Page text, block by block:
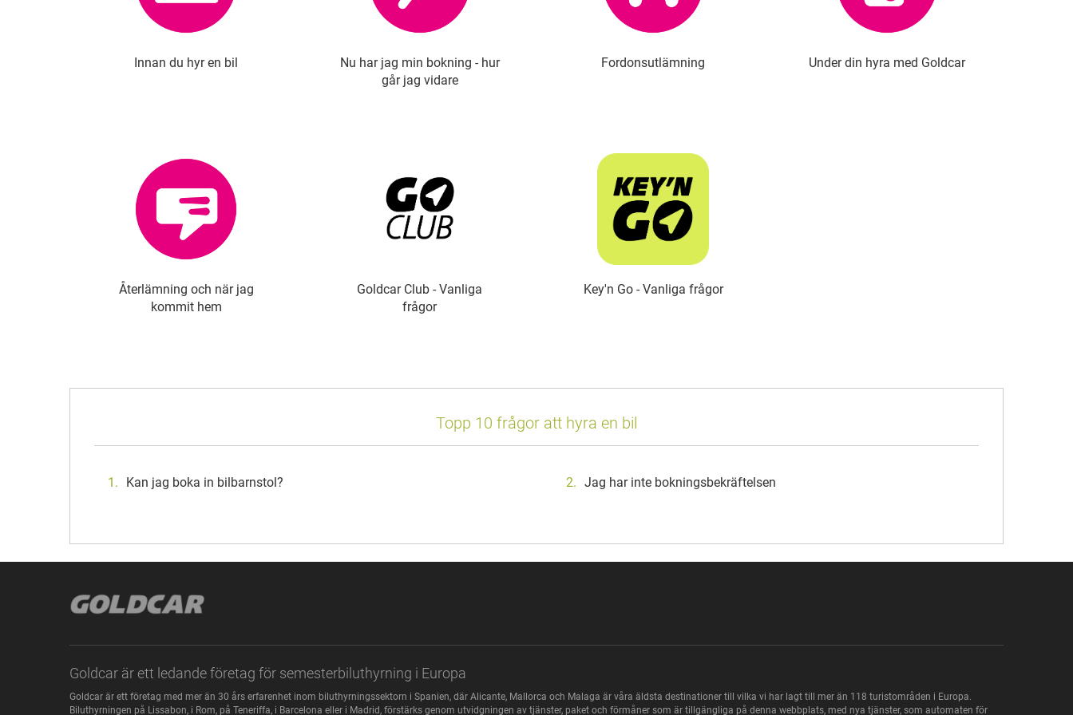
Innan du hyr en bil
Nu har jag min bokning - hur
går jag vidare
Fordonsutlämning Under din hyra med Goldcar
Återlämning och när jag
kommit hem
Goldcar Club - Vanliga
frågor
Key'n Go - Vanliga frågor
Topp 10 frågor att hyra en bil
Kan jag boka in bilbarnstol? Jag har inte bokningsbekräftelsen
Goldcar är ett ledande företag för semesterbiluthyrning i Europa
Goldcar är ett företag med mer än 30 års erfarenhet inom biluthyrningssektorn i Spanien, där Alicante, Mallorca och Malaga är våra äldsta destinationer till vilka vi har lagt till mer än 118 turistområden i Europa.
Biluthyrningen på Lissabon, i Rom, på Teneriffa, i Barcelona eller i Madrid, förstärks genom utvidgningen av tjänster, paket och förmåner som är tillgängliga på denna webbplats, med nya tjänster, som automaten för